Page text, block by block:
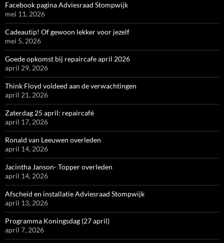
Facebook pagina Adviesraad Stompwijk
mei 11, 2026
Cadeautip! Of gewoon lekker voor jezelf
mei 5, 2026
Goede opkomst bij repaircafe april 2026
april 29, 2026
Think Floyd voldeed aan de verwachtingen
april 21, 2026
Zaterdag 25 april: repaircafé
april 17, 2026
Ronald van Leeuwen overleden
april 14, 2026
Jacintha Janson- Topper overleden
april 14, 2026
Afscheid en installatie Adviesraad Stompwijk
april 13, 2026
Programma Koningsdag (27 april)
april 7, 2026